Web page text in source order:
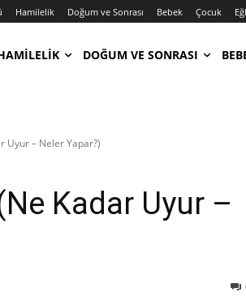
Hamilelik Doğum ve Sonrası Bebek Çocuk
DOĞUM VE SONRASI
Uyur – Neler Yapar?)
Kadar Uyur –